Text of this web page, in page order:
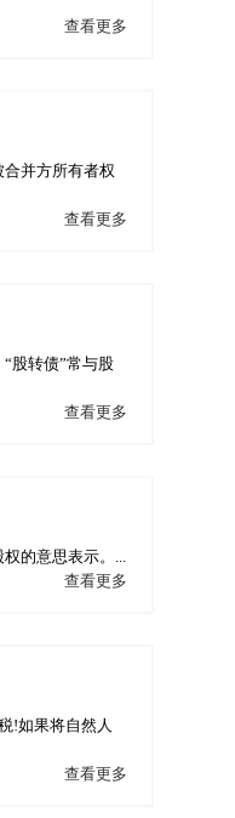
查看更多
并方所有者权
查看更多
股转债”常与股
查看更多
的意思表示。...
查看更多
!如果将自然人
查看更多